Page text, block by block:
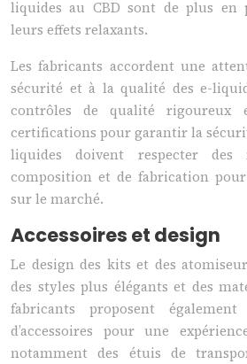
liquides au CBD sont de plus en
leurs effets relaxants.
Les fabricants accordent une
sécurité et à la qualité des e-
contrôles de qualité rigoureux
certifications pour garantir la
liquides doivent respecter des
composition et de fabrication
sur le marché.
Accessoires et design
Le design des kits et des
des styles plus élégants et des
fabricants proposent
d’accessoires pour une
notamment des étuis de